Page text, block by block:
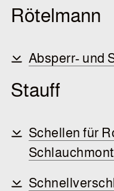
Rötelmann
Absperr- und
Stauff
Schellen für